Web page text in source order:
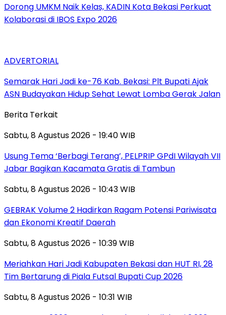
Dorong UMKM Naik Kelas, KADIN Kota Bekasi Perkuat
Kolaborasi di IBOS Expo 2026
ADVERTORIAL
‎Semarak Hari Jadi ke-76 Kab. Bekasi: Plt Bupati Ajak
ASN Budayakan Hidup Sehat Lewat Lomba Gerak Jalan
Berita Terkait
Sabtu, 8 Agustus 2026 - 19:40 WIB
‎Usung Tema ‘Berbagi Terang’, PELPRIP GPdI Wilayah VII
Jabar Bagikan Kacamata Gratis di Tambun
Sabtu, 8 Agustus 2026 - 10:43 WIB
GEBRAK Volume 2 Hadirkan Ragam Potensi Pariwisata
dan Ekonomi Kreatif Daerah
Sabtu, 8 Agustus 2026 - 10:39 WIB
Meriahkan Hari Jadi Kabupaten Bekasi dan HUT RI, 28
Tim Bertarung di Piala Futsal Bupati Cup 2026
Sabtu, 8 Agustus 2026 - 10:31 WIB